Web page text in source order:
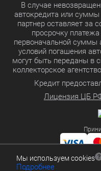
В случае
автокредита или суммы
партнер оставляет за
просрочку
первоначальной суммы
условий погашения
могут быть переданы в
коллекторское
Кредит
Лицензия ЦБ
Политика в отношении
Мы используем cookies
Подробнее